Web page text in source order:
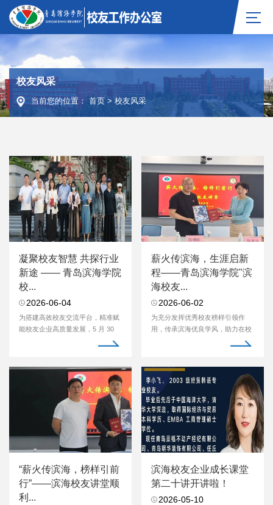
校友风采
当前您的位置：首页>校友风采
凝聚校友智慧 共探行业
新途 —— 青岛滨海学院
校...
2026-06-04
为搭建高效校友交流平台，精准赋
能校友企业高质量发展，5 月 30
薪火传滨海，生涯启新
程——青岛滨海学院"滨
海校友...
2026-06-02
为充分发挥优秀校友榜样引领作
用，传承滨海优良学风，助力在校
“薪火传滨海，榜样引前
行”——滨海校友讲堂顺
利...
滨海校友企业成长课堂
第二十讲开讲啦！
2026-05-10